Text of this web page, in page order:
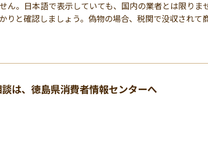
ん。日本語で表示していても、国内の業者とは限りま
りと確認しましょう。偽物の場合、税関で没収されて
は、徳島県消費者情報センターへ